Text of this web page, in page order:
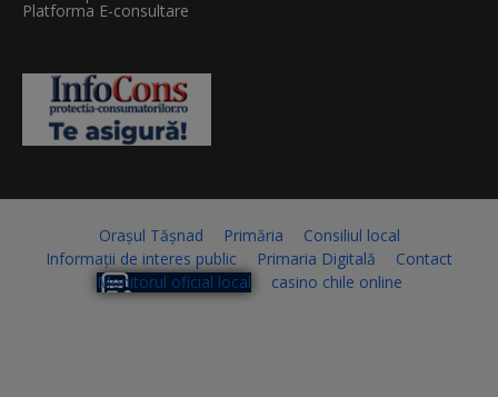
Platforma E-consultare
Orașul Tășnad Primăria
Consiliul local
Informații de interes public
Primaria Digitală
Contact
Monitorul oficial local
casino chile online